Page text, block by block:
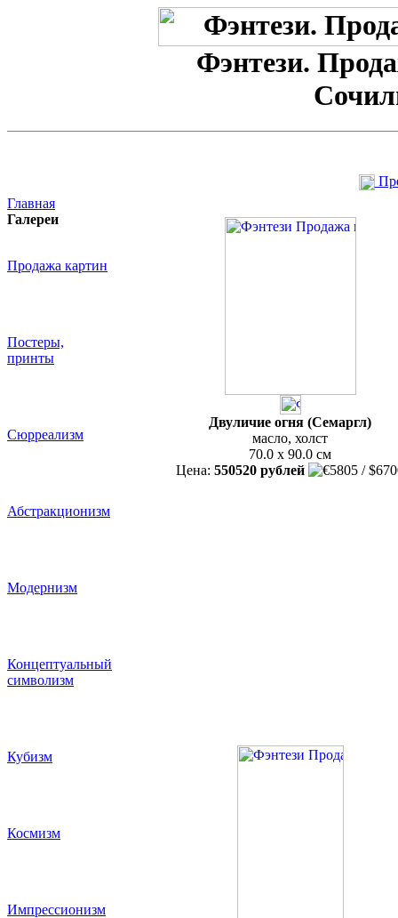
Фэнтези.
Главная
Галереи
Продажа картин
Постеры,
принты
Сюрреализм
Абстракционизм
Модернизм
Концептуальный
символизм
Кубизм
Космизм
Импрессионизм
Двуличие огня (Семаргл)
масло, холст
70.0 x 90.0 см
Цена: 550520 рублей